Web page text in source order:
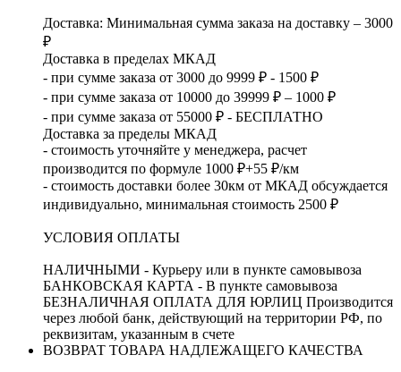
Доставка: Минимальная сумма заказа на доставку – 3000
₽
Доставка в пределах МКАД
- при сумме заказа от 3000 до 9999 ₽ - 1500 ₽
- при сумме заказа от 10000 до 39999 ₽ – 1000 ₽
- при сумме заказа от 55000 ₽ - БЕСПЛАТНО
Доставка за пределы МКАД
- стоимость уточняйте у менеджера, расчет
производится по формуле 1000 ₽+55 ₽/км
- стоимость доставки более 30км от МКАД обсуждается
индивидуально, минимальная стоимость 2500 ₽
УСЛОВИЯ ОПЛАТЫ
НАЛИЧНЫМИ - Курьеру или в пункте самовывоза
БАНКОВСКАЯ КАРТА - В пункте самовывоза
БЕЗНАЛИЧНАЯ ОПЛАТА ДЛЯ ЮРЛИЦ Производится
через любой банк, действующий на территории РФ, по
реквизитам, указанным в счете
ВОЗВРАТ ТОВАРА НАДЛЕЖАЩЕГО КАЧЕСТВА